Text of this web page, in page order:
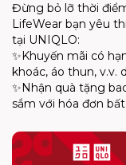
Đừng bỏ lỡ thời
LifeWear bạn yêu
tại UNIQLO:
✨Khuyến mãi có
khoác, áo thun, v.v.
✨Nhận quà tặng
sắm với hóa đơn